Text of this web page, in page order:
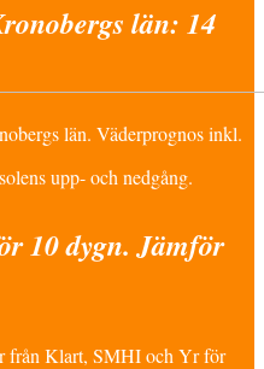
län: 14
län. Väderprognos inkl.
upp- och nedgång.
10 dygn. Jämför
från Klart, SMHI och Yr för